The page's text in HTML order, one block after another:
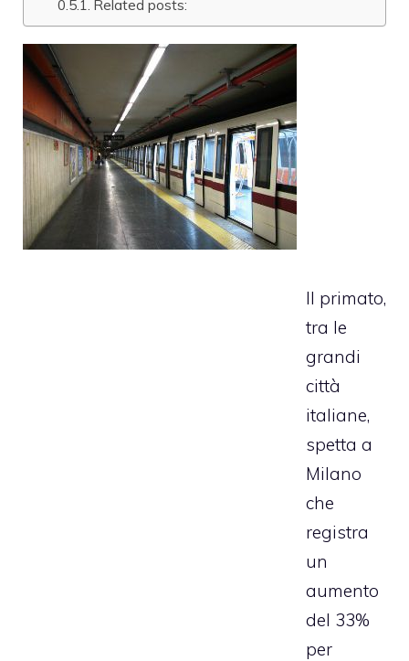
Related posts:
Il primato,
tra le
grandi
città
italiane,
spetta a
Milano
che
registra
un
aumento
del 33%
per